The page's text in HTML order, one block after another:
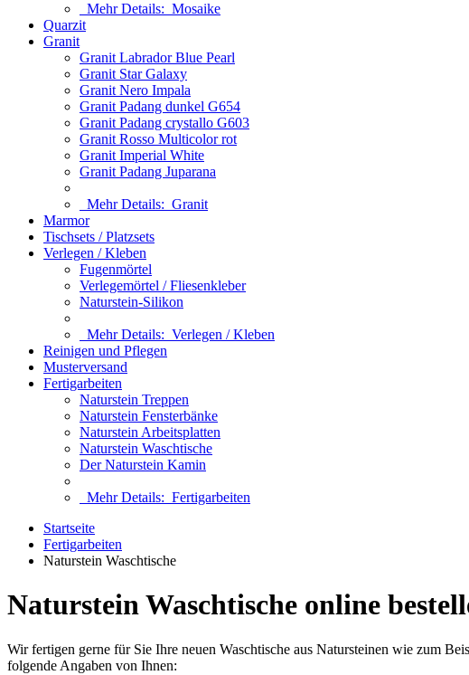
Mehr Details: Mosaike
Quarzit
Granit
Granit Labrador Blue Pearl
Granit Star Galaxy
Granit Nero Impala
Granit Padang dunkel G654
Granit Padang crystallo G603
Granit Rosso Multicolor rot
Granit Imperial White
Granit Padang Juparana
Mehr Details: Granit
Marmor
Tischsets / Platzsets
Verlegen / Kleben
Fugenmörtel
Verlegemörtel / Fliesenkleber
Naturstein-Silikon
Mehr Details: Verlegen / Kleben
Reinigen und Pflegen
Musterversand
Fertigarbeiten
Naturstein Treppen
Naturstein Fensterbänke
Naturstein Arbeitsplatten
Naturstein Waschtische
Der Naturstein Kamin
Mehr Details: Fertigarbeiten
Startseite
Fertigarbeiten
Naturstein Waschtische
Naturstein Waschtische online
Wir fertigen gerne für Sie Ihre neuen Waschtische aus Natursteinen wie zum
folgende Angaben von Ihnen: